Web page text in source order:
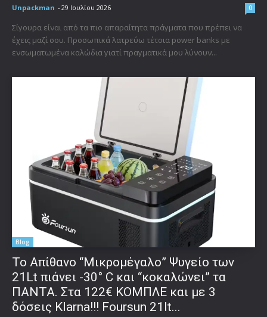
Unpackman - 29 Ιουλίου 2026 0
Σίγουρα είναι από τα πιο απαραίτητα πράγματα που πρέπει να
έχεις μαζί σου. Προσωπικά λατρεύω τέτοια power banks με
ενσωματωμένα καλώδια γιατί πραγματικά μου λύνουν...
Blog
Το Απίθανο “Μικρομέγαλο” Ψυγείο των
21Lt πιάνει -30° C και “κοκαλώνει” τα
ΠΑΝΤΑ. Στα 122€ ΚΟΜΠΛΕ και με 3
δόσεις Klarna!!! Foursun 21lt...